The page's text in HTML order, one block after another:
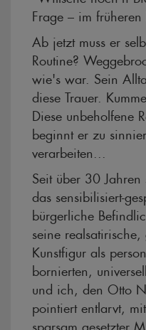
Frage – im früheren
Ab jetzt muss er
Routine?
wie's war. Sein
diese Trauer.
Diese unbeholfene
beginnt er zu
verarbeiten...
Seit über 30 Jahren
das sensibilisiert-
bürgerliche
seine realsatirische,
Kunstfigur als
bornierten,
und ich, den Otto
pointiert entlarvt,
sparsam gesetzter